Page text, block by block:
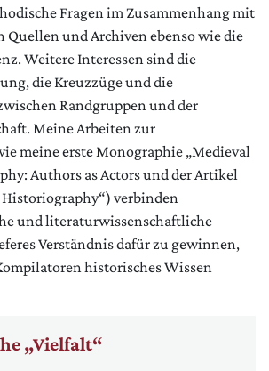
Fragen im Zusammenhang mit
Quellen und Archiven ebenso wie die
Weitere Interessen sind die
die Kreuzzüge und die
Randgruppen und der
Meine Arbeiten zur
meine erste Monographie „Medieval
Authors as Actors und der Artikel
verbinden
und literaturwissenschaftliche
Verständnis dafür zu gewinnen,
historisches Wissen
„Vielfalt“